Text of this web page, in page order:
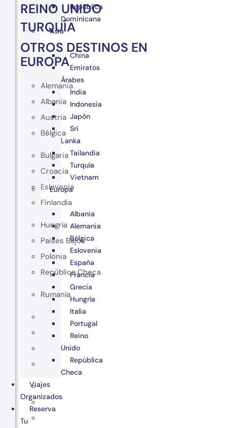
REINO UNIDO
TURQUÍA
OTROS DESTINOS EN
EUROPA
Alemania
Albania
Austria
Bélgica
Bulgaria
Croacia
Eslovenia
Finlandia
Hungría
Paises Bajos
Polonia
República Checa
Rumanía
República
Dominicana
Asia
China
Emiratos
Árabes
India
Indonesia
Japón
Sri
Lanka
Tailandia
Turquía
Vietnam
Europa
Albania
Alemania
Bélgica
Eslovenia
España
Francia
Grecia
Hungría
Italia
Portugal
Reino
Unido
República
Checa
Viajes
Organizados
Reserva
Tu